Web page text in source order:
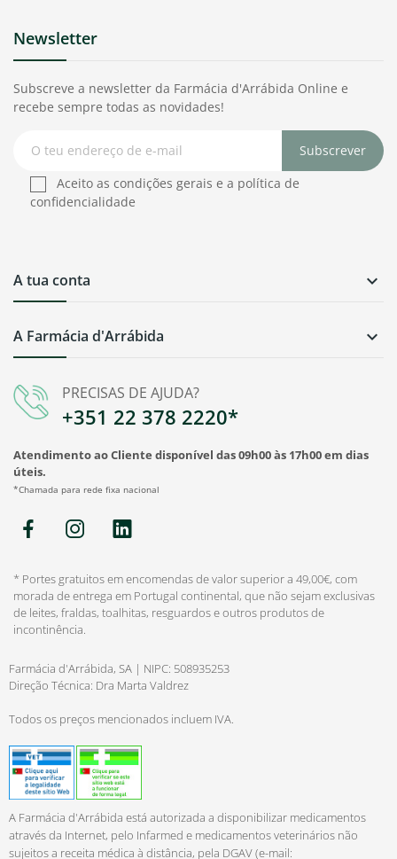
PRECISAS DE AJUDA?
+351 22 378 2220*
Atendimento ao Cliente disponível das 09h00 às 17h00 em dias
úteis.
*Chamada para rede fixa nacional
A Farmácia d'Arrábida 
A tua conta 
Newsletter
Subscreve a newsletter da Farmácia d'Arrábida Online e
recebe sempre todas as novidades!
Subscrever
Aceito as condições gerais e a política de
confidencialidade
* Portes gratuitos em encomendas de valor superior a 49,00€, com
morada de entrega em Portugal continental, que não sejam exclusivas
de leites, fraldas, toalhitas, resguardos e outros produtos de
incontinência.
Farmácia d'Arrábida, SA | NIPC: 508935253
Direção Técnica: Dra Marta Valdrez
Todos os preços mencionados incluem IVA.
A Farmácia d'Arrábida está autorizada a disponibilizar medicamentos
através da Internet, pelo Infarmed e medicamentos veterinários não
sujeitos a receita médica à distância, pela DGAV (e-mail: